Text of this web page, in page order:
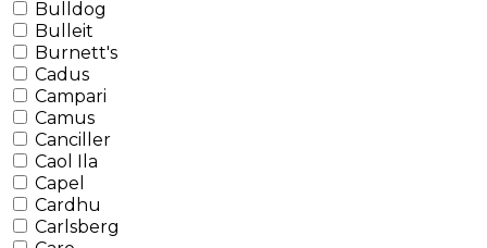
Bulldog
Bulleit
Burnett's
Cadus
Campari
Camus
Canciller
Caol Ila
Capel
Cardhu
Carlsberg